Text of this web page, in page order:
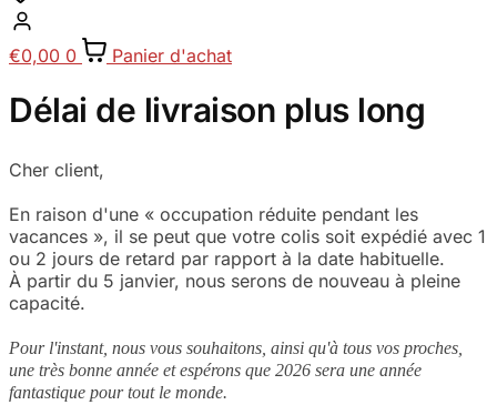
€0,00 0 Panier d'achat
Délai de livraison plus long
Cher client,
En raison d'une « occupation réduite pendant les
vacances », il se peut que votre colis soit expédié avec 1
ou 2 jours de retard par rapport à la date habituelle.
À partir du 5 janvier, nous serons de nouveau à pleine
capacité.
Pour l'instant, nous vous souhaitons, ainsi qu'à tous vos proches,
une très bonne année et espérons que 2026 sera une année
fantastique pour tout le monde.